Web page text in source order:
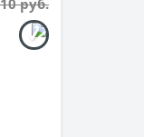
руб.